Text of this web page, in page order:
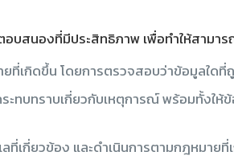
สนองที่มีประสิทธิภาพ เพื่อทำให้สามา
ที่เกิดขึ้น โดยการตรวจสอบว่าข้อมูลใดที่
ทบทราบเกี่ยวกับเหตุการณ์ พร้อมทั้งใ
กี่ยวข้อง และดำเนินการตามกฎหมายที่